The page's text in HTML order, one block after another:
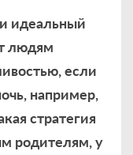
идеальный
людям
если
например,
стратегия
родителям, у